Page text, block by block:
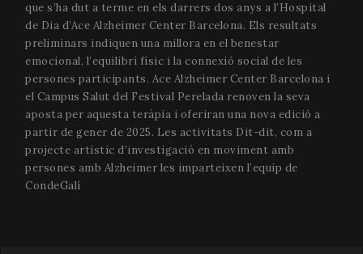
que s’ha dut a terme en els darrers dos anys a l’Hospital
de Dia d’Ace Alzheimer Center Barcelona. Els resultats
preliminars indiquen una millora en el benestar
emocional, l’equilibri físic i la connexió social de les
persones participants. Ace Alzheimer Center Barcelona i
el Campus Salut del Festival Perelada renoven la seva
aposta per aquesta teràpia i oferiran una nova edició a
partir de gener de 2025. Les activitats Dit-dit, com a
projecte artístic d’investigació en moviment amb
persones amb Alzheimer les imparteixen l’equip de
CondeGalí